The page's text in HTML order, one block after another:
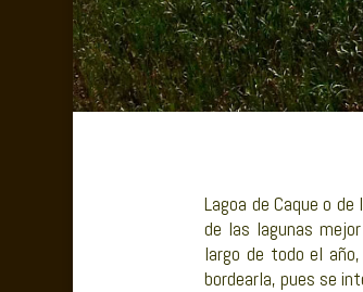
Lagoa de Caque o
de las lagunas
largo de todo el
bordearla, pues se